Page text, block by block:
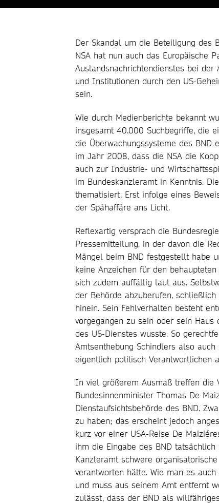
Der Skandal um die Beteiligung des
NSA hat nun auch das Europäische
Auslandsnachrichtendienstes bei der
und Institutionen durch den US-
sein.
Wie durch Medienberichte bekannt
insgesamt 40.000 Suchbegriffe, die
die Überwachungssysteme des BND
im Jahr 2008, dass die NSA die
auch zur Industrie- und
im Bundeskanzleramt in Kenntnis.
thematisiert. Erst infolge eines
der Spähaffäre ans Licht.
Reflexartig versprach die
Pressemitteilung, in der davon die
Mängel beim BND festgestellt habe
keine Anzeichen für den
sich zudem auffällig laut aus.
der Behörde abzuberufen,
hinein. Sein Fehlverhalten besteht
vorgegangen zu sein oder sein
des US-Dienstes wusste. So
Amtsenthebung Schindlers also
eigentlich politisch Verantwortlichen
In viel größerem Ausmaß treffen die
Bundesinnenminister Thomas De
Dienstaufsichtsbehörde des BND.
zu haben; das erscheint jedoch
kurz vor einer USA-Reise De
ihm die Eingabe des BND
Kanzleramt schwere
verantworten hätte. Wie man es
und muss aus seinem Amt entfernt
zulässt, dass der BND als